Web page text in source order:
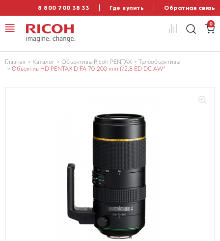
8 800 700 38 33 Где купить Обратная связь
0
Главная Каталог Объективы Ricoh PENTAX
Телеобъективы
Объектив HD PENTAX D FA 70-200 mm f/2.8 ED DC AW*